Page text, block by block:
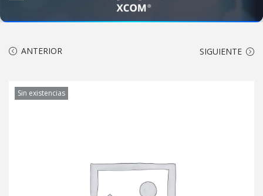
ANTERIOR SIGUIENTE
Sin existencias